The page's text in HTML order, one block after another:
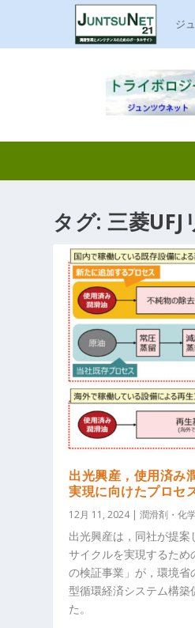
ジ
タグ:三菱
出光興産，使用済み
実現に向けたプロセ
12月 11, 2024|潤滑剤・化
出光興産は，同社が提
サイクルを実現するた
の検証事業」が，環境
型循環経済システム構築
た。